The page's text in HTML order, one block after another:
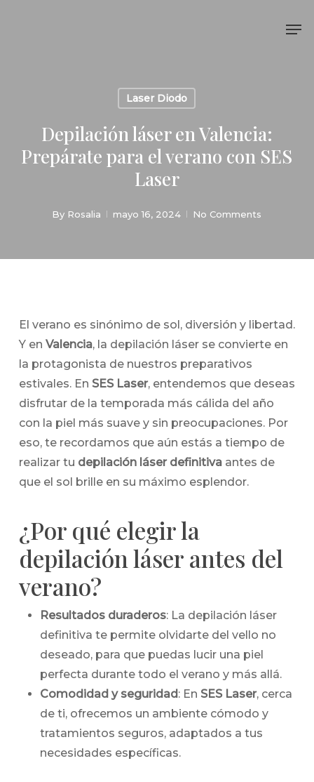
Laser Diodo
Depilación láser en Valencia:
Prepárate para el verano con SES
Laser
By Rosalia mayo 16, 2024 No Comments
El verano es sinónimo de sol, diversión y libertad.
Y en Valencia, la depilación láser se convierte en
la protagonista de nuestros preparativos
estivales. En SES Laser, entendemos que deseas
disfrutar de la temporada más cálida del año
con la piel más suave y sin preocupaciones. Por
eso, te recordamos que aún estás a tiempo de
realizar tu depilación láser definitivaantes de
que el sol brille en su máximo esplendor.
¿Por qué elegir la
depilación láser antes del
verano?
Resultados duraderos: La depilación láser
definitiva te permite olvidarte del vello no
deseado, para que puedas lucir una piel
perfecta durante todo el verano y más allá.
Comodidad y seguridad: En SES Laser, cerca
de ti, ofrecemos un ambiente cómodo y
tratamientos seguros, adaptados a tus
necesidades específicas.